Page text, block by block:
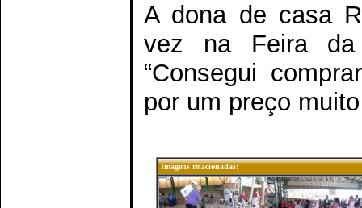
A dona de casa
vez na Feira da
“Consegui
por um preço
Imagens relacionadas: